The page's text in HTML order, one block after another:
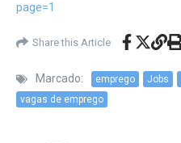
page=1
Share this Article
Marcado: emprego Jobs
vagas de emprego